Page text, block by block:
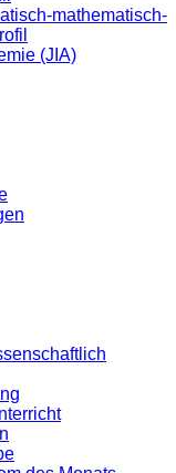
mathematisch-
(JIA)